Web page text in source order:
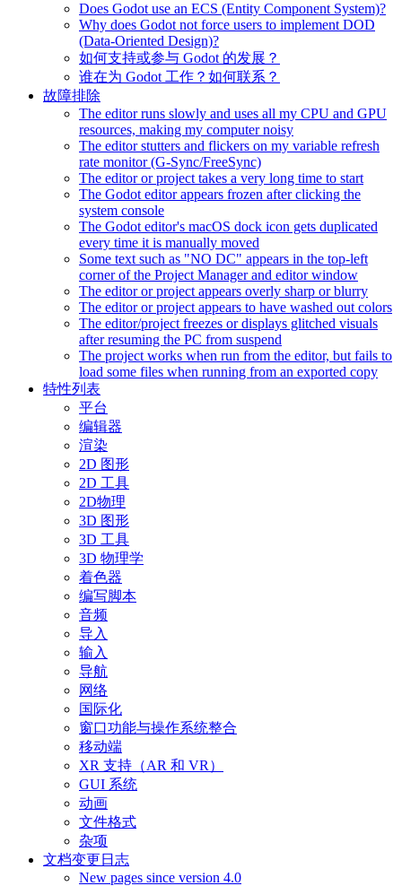
Does Godot use an ECS (Entity Component System)?
Why does Godot not force users to implement DOD
(Data-Oriented Design)?
如何支持或参与 Godot 的发展？
谁在为 Godot 工作？如何联系？
故障排除
The editor runs slowly and uses all my CPU and GPU
resources, making my computer noisy
The editor stutters and flickers on my variable refresh
rate monitor (G-Sync/FreeSync)
The editor or project takes a very long time to start
The Godot editor appears frozen after clicking the
system console
The Godot editor's macOS dock icon gets duplicated
every time it is manually moved
Some text such as "NO DC" appears in the top-left
corner of the Project Manager and editor window
The editor or project appears overly sharp or blurry
The editor or project appears to have washed out colors
The editor/project freezes or displays glitched visuals
after resuming the PC from suspend
The project works when run from the editor, but fails to
load some files when running from an exported copy
特性列表
平台
编辑器
渲染
2D 图形
2D 工具
2D物理
3D 图形
3D 工具
3D 物理学
着色器
编写脚本
音频
导入
输入
导航
网络
国际化
窗口功能与操作系统整合
移动端
XR 支持（AR 和 VR）
GUI 系统
动画
文件格式
杂项
文档变更日志
New pages since version 4.0